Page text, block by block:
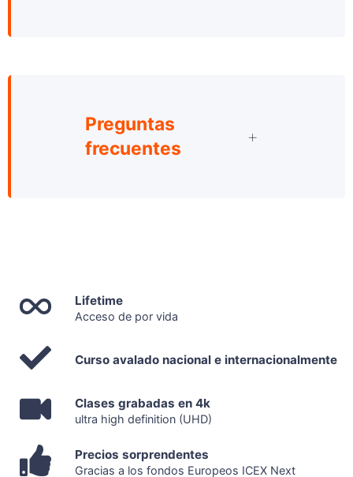
Preguntas
frecuentes
Lifetime
Acceso de por vida
Curso avalado nacional e internacionalmente
Clases grabadas en 4k
ultra high definition (UHD)
Precios sorprendentes
Gracias a los fondos Europeos ICEX Next